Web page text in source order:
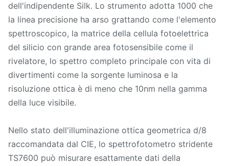
dell'indipendente Silk. Lo strumento adotta 1000 che
la linea precisione ha arso grattando come l'elemento
spettroscopico, la matrice della cellula fotoelettrica
del silicio con grande area fotosensibile come il
rivelatore, lo spettro completo principale con vita di
divertimenti come la sorgente luminosa e la
risoluzione ottica è di meno che 10nm nella gamma
della luce visibile.
Nello stato dell'illuminazione ottica geometrica d/8
raccomandata dal CIE, lo spettrofotometro stridente
TS7600 può misurare esattamente dati della